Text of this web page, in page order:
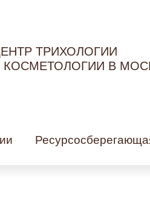
ТРИХОЛОГИИ
КОСМЕТОЛОГИИ В